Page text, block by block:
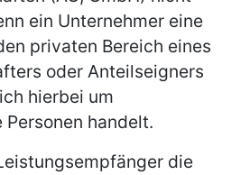
ein Unternehmer eine
privaten Bereich eines
oder Anteilseigners
hierbei um
handelt.
die